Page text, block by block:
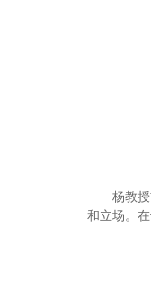
杨教
和立场。